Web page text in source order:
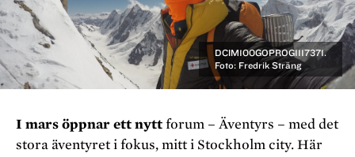
DCIM100GOPROG1117371.
Foto: Fredrik Sträng
I mars öppnar ett nytt forum – Äventyrs – med det
stora äventyret i fokus, mitt i Stockholm city. Här